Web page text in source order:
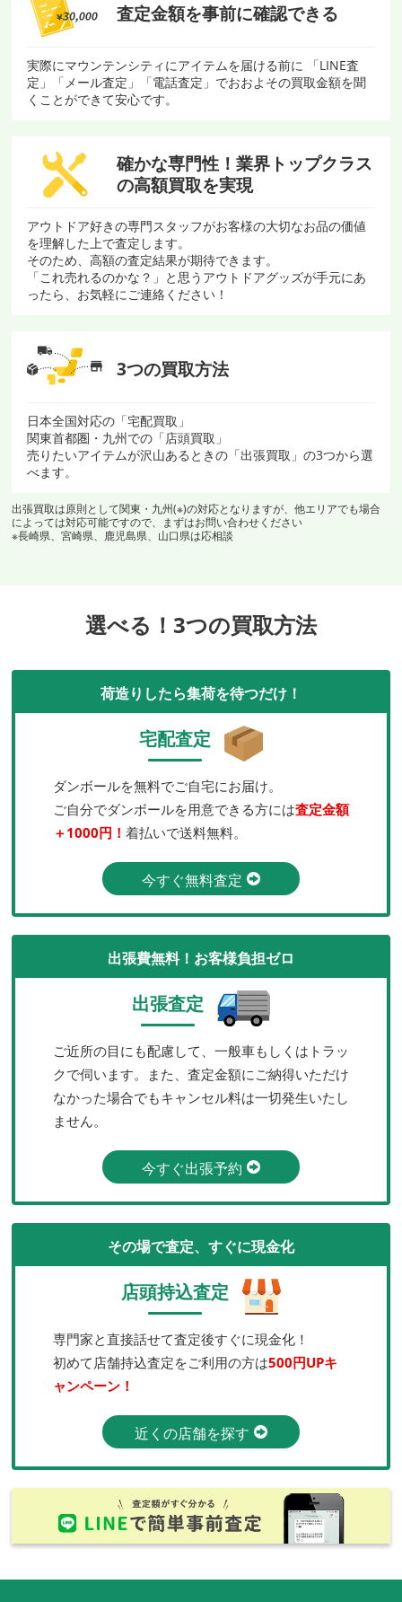
査定金額を事前に確認できる
実際にマウンテンシティにアイテムを届ける前に 「LINE査
定」「メール査定」「電話査定」でおおよその買取金額を聞
くことができて安心です。
確かな専門性！ 業界トップクラス
の高額買取を実現
アウトドア好きの専門スタッフがお客様の大切なお品の価値
を理解した上で査定します。
そのため、高額の査定結果が期待できます。
「これ売れるのかな？」と思うアウトドアグッズが手元にあ
ったら、お気軽にご連絡ください！
3つの買取方法
日本全国対応の「宅配買取」
関東首都圏・九州での「店頭買取」
売りたいアイテムが沢山あるときの「出張買取」の3つから選
べます。
出張買取は原則として関東・九州(※)の対応となりますが、他エリアでも場合
によっては対応可能ですので、まずはお問い合わせください
※長崎県、宮崎県、鹿児島県、山口県は応相談
選べる！3つの買取方法
荷造りしたら集荷を待つだけ！
宅配査定
ダンボールを無料でご自宅にお届け。
ご自分でダンボールを用意できる方には査定金額
＋1000円！ 着払いで送料無料。
今すぐ無料査定
出張費無料！お客様負担ゼロ
出張査定
ご近所の目にも配慮して、一般車もしくはトラッ
クで伺います。また、査定金額にご納得いただけ
なかった場合でもキャンセル料は一切発生いたし
ません。
今すぐ出張予約
その場で査定、すぐに現金化
店頭持込査定
専門家と直接話せて査定後すぐに現金化！
初めて店舗持込査定をご利用の方は500円UPキ
ャンペーン！
近くの店舗を探す